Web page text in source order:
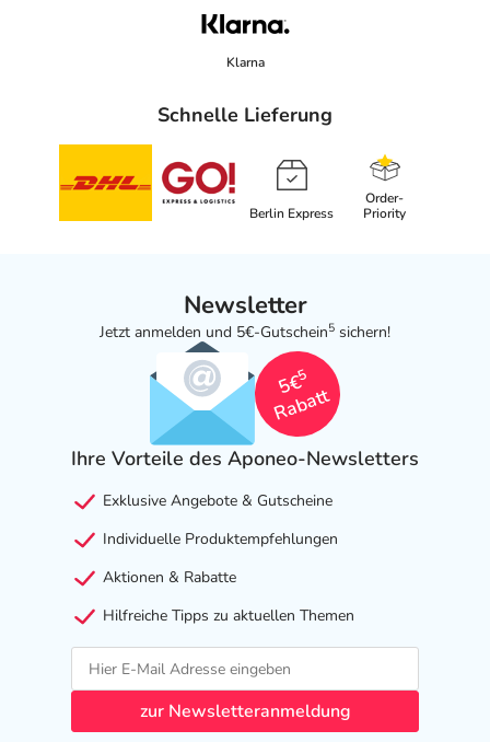
Klarna
Schnelle Lieferung
Berlin Express
Order-
Priority
Newsletter
Jetzt anmelden und 5€-Gutschein5 sichern!
5€
5
Rabatt
Ihre Vorteile des Aponeo-Newsletters
Exklusive Angebote & Gutscheine
Individuelle Produktempfehlungen
Aktionen & Rabatte
Hilfreiche Tipps zu aktuellen Themen
zur Newsletteranmeldung